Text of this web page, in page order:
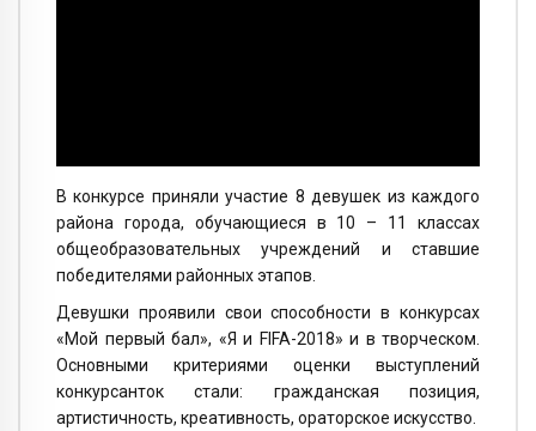
В конкурсе приняли участие 8 девушек из каждого
района города, обучающиеся в 10 – 11 классах
общеобразовательных учреждений и ставшие
победителями районных этапов.
Девушки проявили свои способности в конкурсах
«Мой первый бал», «Я и FIFA-2018» и в творческом.
Основными критериями оценки выступлений
конкурсанток стали: гражданская позиция,
артистичность, креативность, ораторское искусство.